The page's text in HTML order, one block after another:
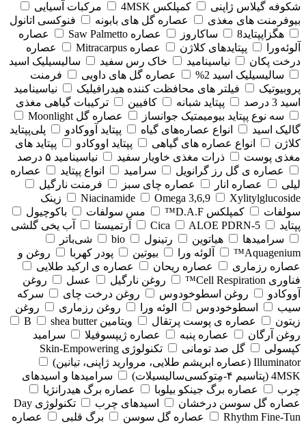
شکوفه گیلاس ژاپنی
کمپلکس 4MSK
مرکبات آسیایی
بیوفرمنت های مغذی
عصاره گل های بابونه
فنوکسی اتانول
هگزاپپتاید8
ساکاروز عصاره Saw Palmetto
عصاره
آلوئه‌ورا
پپتایدهای کلاژن عصاره Mitracarpus
عصاره
درخت پکان
نیاسینامید خاک رس سفید
سالیسیلیک اسید
سالیسیلیک اسید 2%
عصاره گل های داویی
فرمنت
پروبیوتیک
فیلتر های محافظت کننده هیدرافیلیک
نیاسینامید
اسید 3 درصد
پپتاید شبانه کافیین
ترکیبات گیاهی مغذی
سه نوع پپتاید بیومیمتیک جوانساز
عصاره گل Moonlight
گالیک اسید
انواع عصاره‌های گیاه پپتاید آووکادو
پلی‌پپتاید
کلاژن
انواع عصاره های گیاهی پپتاید اووکادو
پپتاید های
مغذی پوست
ذرات مغذی خاویار سفید
نیاسینامید ۵ درصد
عصاره ی گل رز گرانویل
سرامید انواع پپتاید
عصاره
لیلی
عصاره انار عصاره چای سبز
فرمنت نارگیل
Niacinamide
Omega 3,6,9 Xylitylglucoside
زینک
سولفات
کمپلکس D.A.F™ مس سولفات
باکوچیول
پپتاید
5-Cica
ALOE PDRN آرتمیستا
آب یخی گلشی
سرامیدها
هیاتوین رتینول bio
شی‌باتر
Aquagenium™
آلوئه ورا بیوتین پودر کهربا
روغن و
عصاره رزماری
عصاره ریحان
عصاره ی ارکید طلایی
فناوری Cell Respiration™
روغن نارگیل عسل
روغن
آووکادو
روغن اسطوخودوس روغن درخت چای
سرکه
سیب
اسطوخودوس الوئه ورا روغن رزماری
روغن
زیتون
عصاره ی پوست پرتقال ویتامین Bshea butter
روغن آرگان
عصاره پنبه عصاره ژیپسوفیلا
سرامید
کپسولی
گل صد تومانی
تکنولوژی Skin-Empowering
Illuminator (عصاره ابریشم طلایی، مروارید ژاپنی، تیانین)
4MSK (پتاسیم ۴‑مِتوکسی‌سالیسیلات)
سرامیدها و اسیدهای
چرب
عصاره برگ جینکو بیلوبا
عصاره برگ هیدرانژیا
عصاره گل سوسن درخشان
اسیدهای چرب
تکنولوژی Day
Rhythm Fine‑Tun
عصاره گل سوسن برگ قلبی
عصاره